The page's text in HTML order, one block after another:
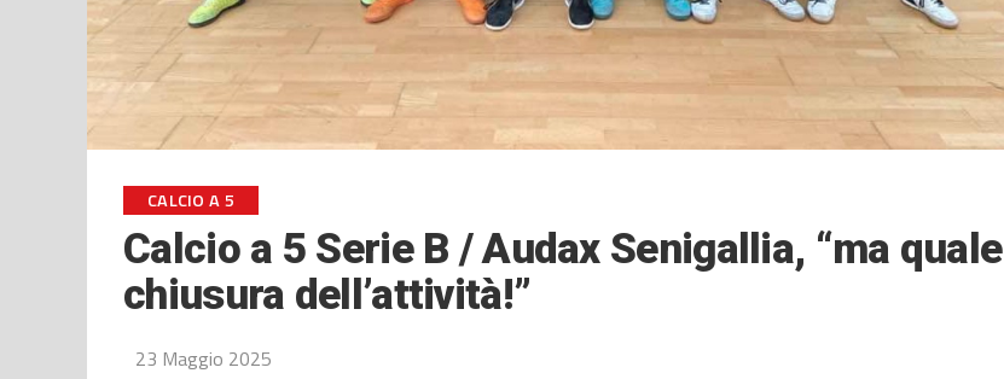
CALCIO A 5
Calcio a 5 Serie B / Audax Senigallia, “ma quale
chiusura dell’attività!”
23 Maggio 2025